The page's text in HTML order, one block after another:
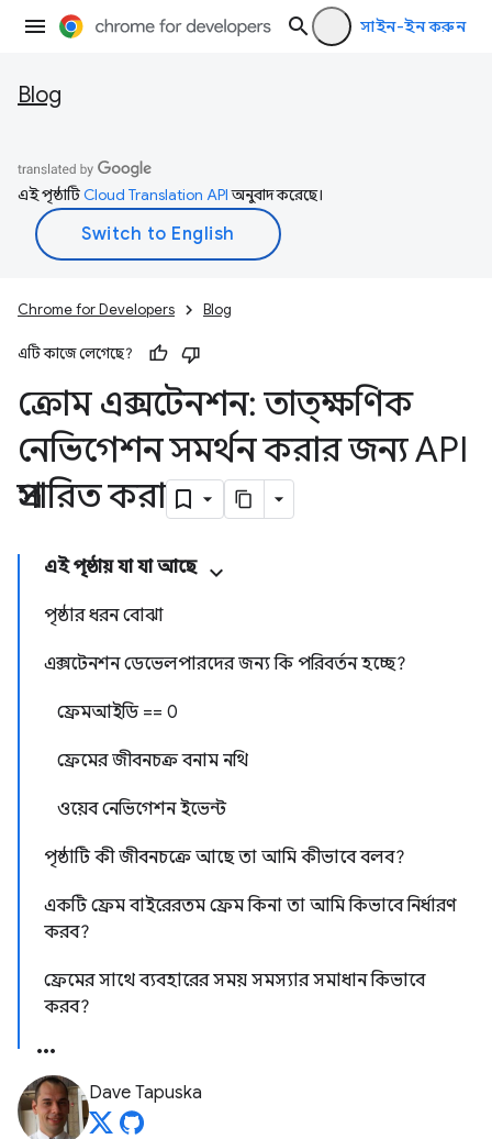
সাইন-ইন করুন
Blog
এই পৃষ্ঠাটিCloud Translation APIঅনুবাদ করেছে।
Chrome for Developers Blog
এটি কাজে লেগেছে?
ক্রোম এক্সটেনশন: তাত্ক্ষণিক
নেভিগেশন সমর্থন করার জন্য API
প্রসারিত করা
এই পৃষ্ঠায় যা যা আছে
পৃষ্ঠার ধরন বোঝা
এক্সটেনশন ডেভেলপারদের জন্য কি পরিবর্তন হচ্ছে?
ফ্রেমআইডি == 0
ফ্রেমের জীবনচক্র বনাম নথি
ওয়েব নেভিগেশন ইভেন্ট
পৃষ্ঠাটি কী জীবনচক্রে আছে তা আমি কীভাবে বলব?
একটি ফ্রেম বাইরেরতম ফ্রেম কিনা তা আমি কিভাবে নির্ধারণ
করব?
ফ্রেমের সাথে ব্যবহারের সময় সমস্যার সমাধান কিভাবে
করব?
Dave Tapuska